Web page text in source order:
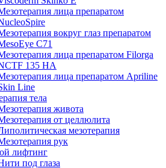
лица препаратом
вокруг глаз препаратом
С71
лица препаратом Filorga
135 HA
лица препаратом Apriline
Line
тела
живота
от целлюлита
мезотерапия
рук
лифтинг
под глаза